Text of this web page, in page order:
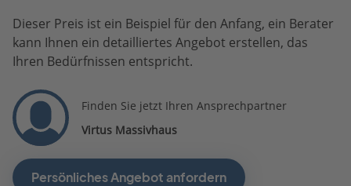
Dieser Preis ist ein Beispiel für den Anfang, ein Berater
kann Ihnen ein detailliertes Angebot erstellen, das
Ihren Bedürfnissen entspricht.
Finden Sie jetzt Ihren Ansprechpartner
Virtus Massivhaus
Persönliches Angebot anfordern